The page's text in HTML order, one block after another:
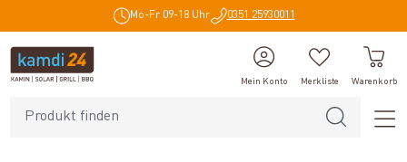
Mo-Fr 09-18 Uhr 0351 25930011
Mein Konto Merkliste Warenkorb